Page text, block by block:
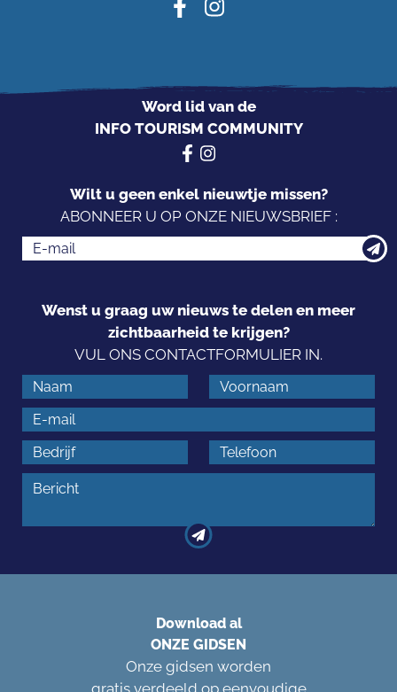
Word lid van de
INFO TOURISM COMMUNITY
Wilt u geen enkel nieuwtje missen?
ABONNEER U OP ONZE NIEUWSBRIEF :
Wenst u graag uw nieuws te delen en meer
zichtbaarheid te krijgen?
VUL ONS CONTACTFORMULIER IN.
Download al
ONZE GIDSEN
Onze gidsen worden